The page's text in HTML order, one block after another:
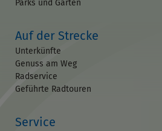
Parks und Gärten
Auf der Strecke
Unterkünfte
Genuss am Weg
Radservice
Geführte Radtouren
Service